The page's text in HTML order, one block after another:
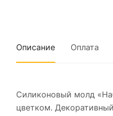
Описание Оплата
Силиконовый молд
цветком.